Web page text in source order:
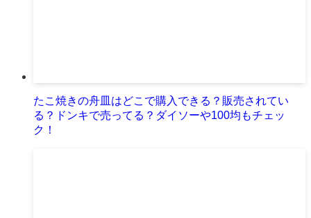
たこ焼きの舟皿はどこで購入できる？販売されてい
る？ドンキで売ってる？ダイソーや100均もチェッ
ク！